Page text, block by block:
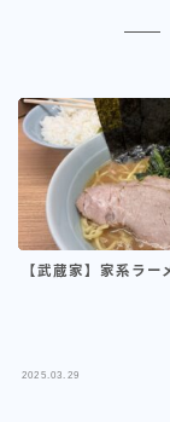
【武蔵家】家系ラ